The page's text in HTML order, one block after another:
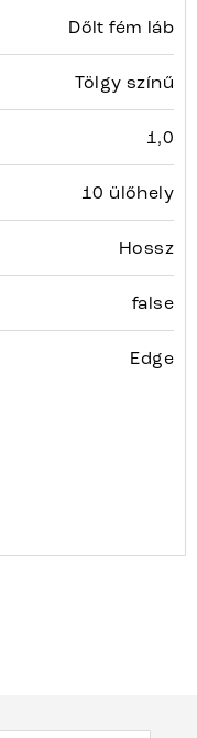
Dőlt fém láb
Tölgy színű
1,0
10 ülőhely
Hossz
false
Edge